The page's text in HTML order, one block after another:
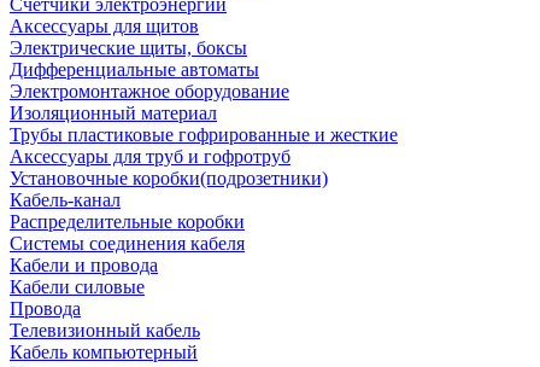
Счетчики электроэнергии
Аксессуары для щитов
Электрические щиты, боксы
Дифференциальные автоматы
Электромонтажное оборудование
Изоляционный материал
Трубы пластиковые гофрированные и жесткие
Аксессуары для труб и гофротруб
Установочные коробки(подрозетники)
Кабель-канал
Распределительные коробки
Системы соединения кабеля
Кабели и провода
Кабели силовые
Провода
Телевизионный кабель
Кабель компьютерный